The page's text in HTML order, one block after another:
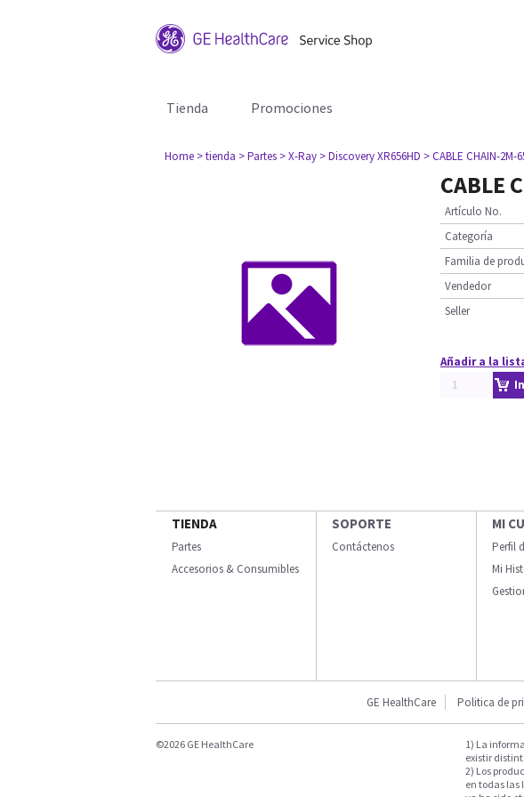
Tienda Promociones
Home > tienda > Partes > X-Ray > Discovery XR656HD > CABLE CHAIN-2M-
CABLE
Artículo No.
Categoría
Familia de
Vendedor
Seller
Añadir a la
TIENDA
Partes
Accesorios & Consumibles
SOPORTE
Contáctenos
MI
Perfil
Mi
GE HealthCare Politica de
©2026 GE HealthCare
1) La
existir
2) Los
en todas